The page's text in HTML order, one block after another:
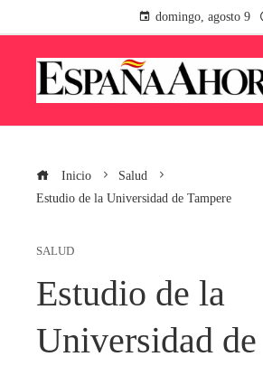
domingo, agosto 9
Inicio
Salud
Estudio de la Universidad de Tampere
SALUD
Estudio de la
Universidad de